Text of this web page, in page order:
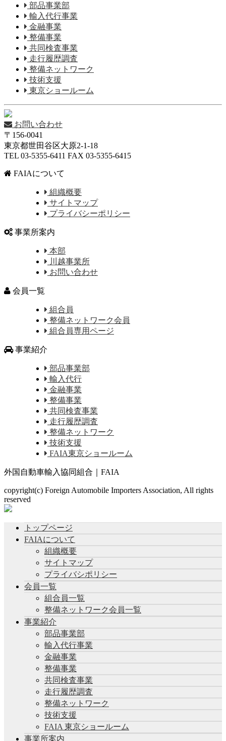
部品事業部
輸入代行事業
金融事業
整備事業
共同検査事業
走行履歴調査
整備ネットワーク
技術支援
東京ショールーム
お問い合わせ
〒156-0041
東京都世田谷区大原2-1-18
TEL 03-5355-6411 FAX 03-5355-6415
FAIAについて
組織概要
サイトマップ
プライバシーポリシー
事業所案内
本部
川越事業所
お問い合わせ
会員一覧
組合員
整備ネットワーク会員
組合員専用ページ
事業紹介
部品事業部
輸入代行
金融事業
整備事業
共同検査事業
走行履歴調査
整備ネットワーク
技術支援
FAIA東京ショールーム
外国自動車輸入協同組合｜FAIA
copyright(c) Foreign Automobile Importers Association, All rights
reserved
トップページ
FAIAについて
組織概要
サイトマップ
プライバシポリシー
会員一覧
組合員一覧
整備ネットワーク会員一覧
事業紹介
部品事業部
輸入代行事業
金融事業
整備事業
共同検査事業
走行履歴調査
整備ネットワーク
技術支援
FAIA 東京ショールーム
事業所案内